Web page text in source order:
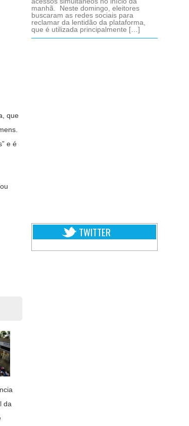
que
e é
da
manhã. Neste domingo, eleitores
buscaram as redes sociais para
reclamar da lentidão da plataforma,
que é utilizada principalmente […]
TWITTER